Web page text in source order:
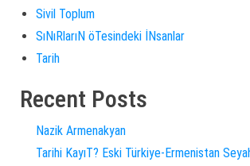
Sivil Toplum
SıNıRlarıN öTesindeki İNsanlar
Tarih
Recent Posts
Nazik Armenakyan
Tarihi KayıT? Eski Türkiye-Ermenistan